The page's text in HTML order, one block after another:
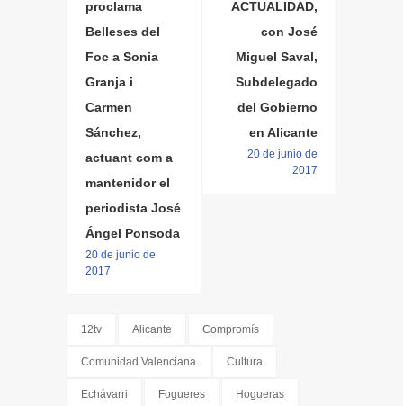
proclama
Belleses del
Foc a Sonia
Granja i
Carmen
Sánchez,
actuant com a
mantenidor el
periodista José
Ángel Ponsoda
20 de junio de
2017
ACTUALIDAD,
con José
Miguel Saval,
Subdelegado
del Gobierno
en Alicante
20 de junio de
2017
12tv Alicante Compromís
Comunidad Valenciana Cultura
Echávarri Fogueres Hogueras